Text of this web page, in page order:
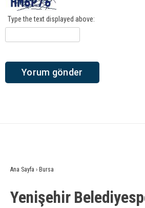
Type the text displayed above:
Ana Sayfa › Bursa
Yenişehir